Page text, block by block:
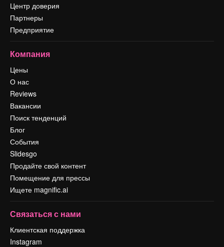
Центр доверия
Партнеры
Предприятие
Компания
Цены
О нас
Reviews
Вакансии
Поиск тенденций
Блог
События
Slidesgo
Продайте свой контент
Помещение для прессы
Ищете magnific.ai
Связаться с нами
Клиентская поддержка
Instagram